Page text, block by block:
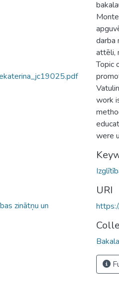
zinātņu un
darba
attēli,
Topic
work
were
URI